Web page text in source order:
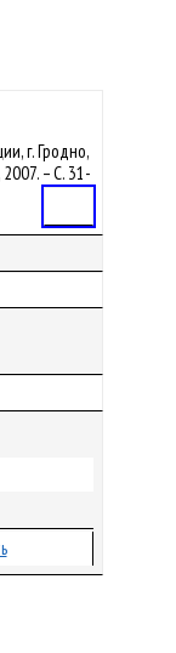
г. Гродно,
– С. 31-